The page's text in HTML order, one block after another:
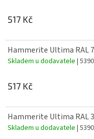
517 Kč
Hammerite Ultima RAL
Skladem u dodavatele |
517 Kč
Hammerite Ultima RAL
Skladem u dodavatele |